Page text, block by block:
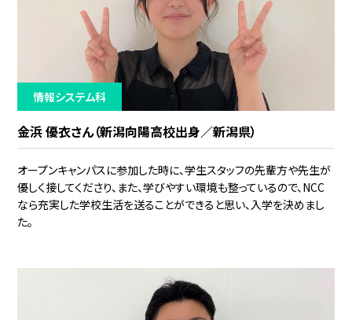
情報システム科
金浜 優衣さん（新潟向陽高校出身／新潟県）
オープンキャンパスに参加した時に、学生スタッフの先輩方や先生が
優しく接してくださり、また、学びやすい環境も整っているので、NCC
なら充実した学校生活を送ることができると思い、入学を決めまし
た。